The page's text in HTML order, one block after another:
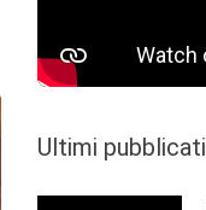
Ultimi pubblicati